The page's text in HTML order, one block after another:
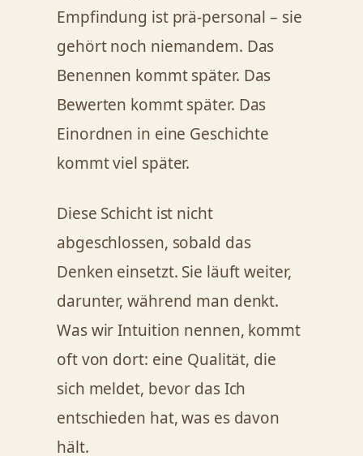
Empfindung ist prä-personal – sie
gehört noch niemandem. Das
Benennen kommt später. Das
Bewerten kommt später. Das
Einordnen in eine Geschichte
kommt viel später.
Diese Schicht ist nicht
abgeschlossen, sobald das
Denken einsetzt. Sie läuft weiter,
darunter, während man denkt.
Was wir Intuition nennen, kommt
oft von dort: eine Qualität, die
sich meldet, bevor das Ich
entschieden hat, was es davon
hält.